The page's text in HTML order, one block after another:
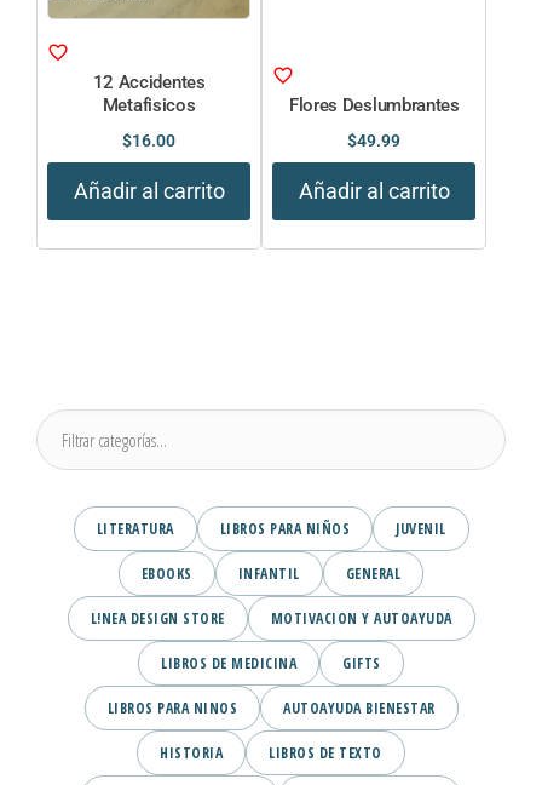
12 Accidentes
Metafisicos
$16.00
Añadir al carrito
Flores Deslumbrantes
$49.99
Añadir al carrito
LITERATURA LIBROS PARA NIÑOS JUVENIL
EBOOKS INFANTIL GENERAL
L!NEA DESIGN STORE MOTIVACION Y AUTOAYUDA
LIBROS DE MEDICINA GIFTS
LIBROS PARA NINOS AUTOAYUDA BIENESTAR
HISTORIA LIBROS DE TEXTO